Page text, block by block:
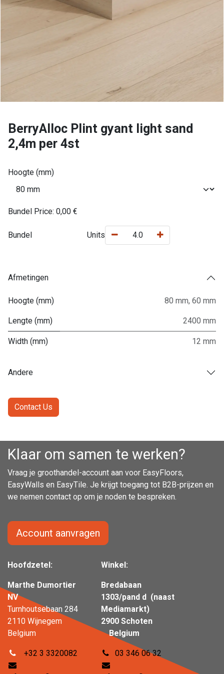
BerryAlloc Plint gyant light sand
2,4m per 4st
Hoogte (mm)
Bundel Price: 0,00 €
Bundel Units
Afmetingen
Hoogte (mm) 80 mm, 60 mm
Lengte (mm) 2400 mm
Width (mm) 12 mm
Andere
Contact Us
Klaar om samen te werken?
Vraag je groothandel-account aan voor EasyFloors,
EasyWalls en EasyTile. Je krijgt toegang tot B2B-prijzen en
we nemen contact op om je noden te bespreken.
Hoofdzetel:
Marthe Dumortier
NV
Turnhoutsebaan 284
2110 Wijnegem
Belgium
+32 3 3320082
Winkel:
Bredabaan
1303/pand d (naast
Mediamarkt)
2900 Schoten
Belgium
03 346 06 32
Account aanvragen